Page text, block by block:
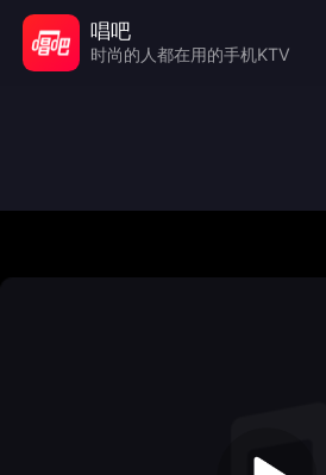
唱吧
时尚的人都在用的手机KTV